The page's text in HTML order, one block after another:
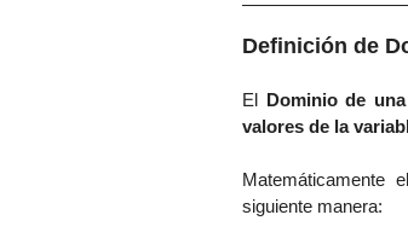
Definición de
El Dominio de
valores de la
siguiente manera: